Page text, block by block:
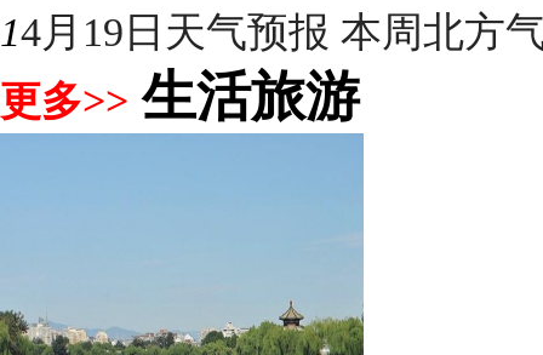
14月19日天气预报 本周北方
更多>> 生活旅游